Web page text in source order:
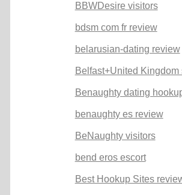
BBWDesire visitors
bdsm com fr review
belarusian-dating review
Belfast+United Kingdom
Benaughty dating
benaughty es review
BeNaughty visitors
bend eros escort
Best Hookup Sites